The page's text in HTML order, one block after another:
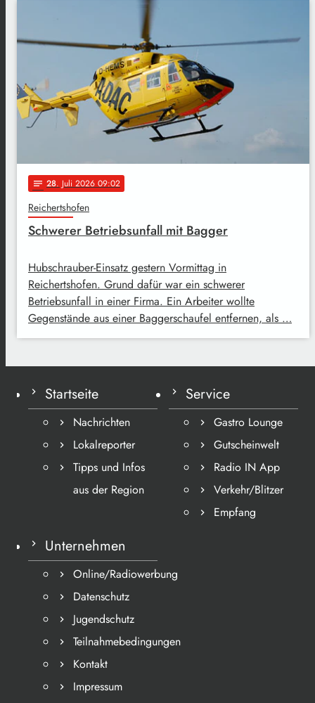
notes 28. Juli 2026 09:02
Reichertshofen
Schwerer Betriebsunfall mit Bagger
Hubschrauber-Einsatz gestern Vormittag in
Reichertshofen. Grund dafür war ein schwerer
Betriebsunfall in einer Firma. Ein Arbeiter wollte
Gegenstände aus einer Baggerschaufel entfernen, als …
Startseite
Nachrichten
Lokalreporter
Tipps und Infos
aus der Region
Service
Gastro Lounge
Gutscheinwelt
Radio IN App
Verkehr/Blitzer
Empfang
Unternehmen
Online/Radiowerbung
Datenschutz
Jugendschutz
Teilnahmebedingungen
Kontakt
Impressum